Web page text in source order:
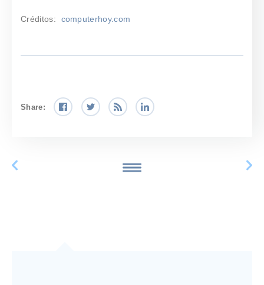
Créditos: computerhoy.com
Share: